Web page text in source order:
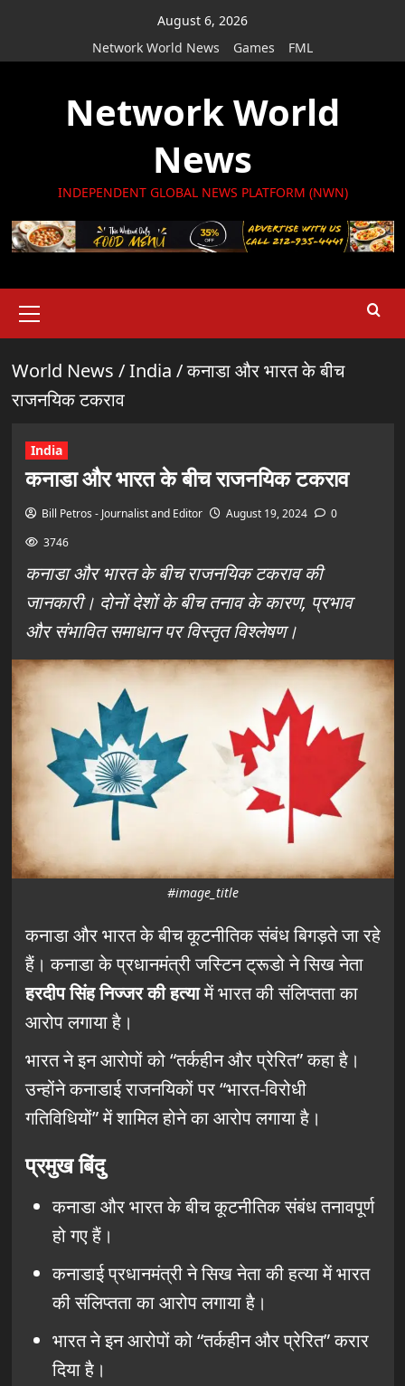
August 6, 2026
Network World News
Games FML
Network World
News
INDEPENDENT GLOBAL NEWS PLATFORM (NWN)
Menu
World News /India /कनाडा और भारत के बीच
राजनयिक टकराव
India
कनाडा और भारत के बीच राजनयिक टकराव
Bill Petros - Journalist and Editor August 19, 2024
0
3746
कनाडा और भारत के बीच राजनयिक टकराव की
जानकारी। दोनों देशों के बीच तनाव के कारण, प्रभाव
और संभावित समाधान पर विस्तृत विश्लेषण।
#image_title
कनाडा और भारत के बीच कूटनीतिक संबंध बिगड़ते जा रहे
हैं। कनाडा के प्रधानमंत्री जस्टिन ट्रूडो ने सिख नेता
हरदीप सिंह निज्जर की हत्यामें भारत की संलिप्तता का
आरोप लगाया है।
भारत ने इन आरोपों को “तर्कहीन और प्रेरित” कहा है।
उन्होंने कनाडाई राजनयिकों पर “भारत-विरोधी
गतिविधियों” में शामिल होने का आरोप लगाया है।
प्रमुख बिंदु
कनाडा और भारत के बीच कूटनीतिक संबंध तनावपूर्ण
हो गए हैं।
कनाडाई प्रधानमंत्री ने सिख नेता की हत्या में भारत
की संलिप्तता का आरोप लगाया है।
भारत ने इन आरोपों को “तर्कहीन और प्रेरित” करार
दिया है।